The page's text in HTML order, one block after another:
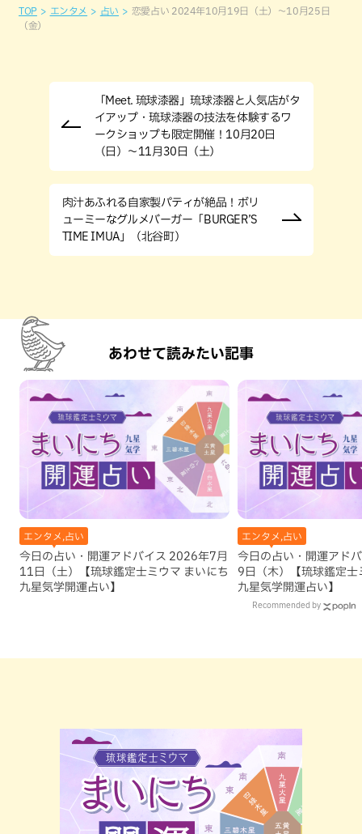
TOP エンタメ 占い
恋愛占い 2024年10月19日（土）～10月25日
（金）
「Meet. 琉球漆器」琉球漆器と人気店がタ
イアップ・琉球漆器の技法を体験するワ
ークショップも限定開催！10月20日
（日）～11月30日（土）
肉汁あふれる自家製パティが絶品！ボリ
ューミーなグルメバーガー「BURGER’S
TIME IMUA」（北谷町）
あわせて読みたい記事
エンタメ,占い
今日の占い・開運アドバイス 2026年7月
11日（土）【琉球鑑定士ミウマ まいにち
九星気学開運占い】
エンタメ,占い
今日の占い・開運アド
9日（木）【琉球鑑定士
九星気学開運占い】
Recommended by